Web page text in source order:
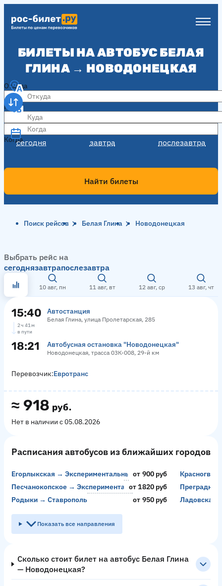
БИЛЕТЫ НА АВТОБУС БЕЛАЯ
ГЛИНА → НОВОДОНЕЦКАЯ
Откуда
Куда
Когда
сегодня завтра послезавтра
Когда
Найти билеты
Поиск рейсов Белая Глина Новодонецкая
Выбрать рейс на
сегоднязавтрапослезавтра
10 авг, пн 11 авг, вт 12 авг, ср 13 авг, чт
15:40 Автостанция
Белая Глина, улица Пролетарская, 285
2 ч 41 м
в пути
18:21 Автобусная остановка "Новодонецкая"
Новодонецкая, трасса 03К-008, 29-й км
≈ 918 руб.
Нет в наличии с 05.08.2026
Перевозчик:Евротранс
Расписания автобусов из ближайших городов
Егорлыкская → Экспериментальныйот 900 руб
Песчанокопское → Экспериментальныйот 1820 руб
Родыки → Ставрополь
от 950 руб Ладовская
Показать все направления
Сколько стоит билет на автобус Белая Глина
— Новодонецкая?